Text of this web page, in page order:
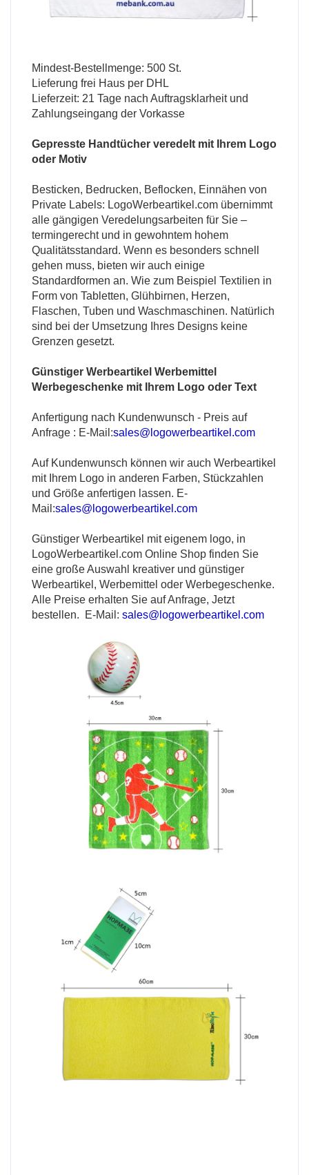
Mindest-Bestellmenge: 500 St.
Lieferung frei Haus per DHL
Lieferzeit: 21 Tage nach Auftragsklarheit und
Zahlungseingang der Vorkasse
Gepresste Handtücher veredelt mit Ihrem Logo
oder Motiv
Besticken, Bedrucken, Beflocken, Einnähen von
Private Labels: LogoWerbeartikel.com übernimmt
alle gängigen Veredelungsarbeiten für Sie –
termingerecht und in gewohntem hohem
Qualitätsstandard. Wenn es besonders schnell
gehen muss, bieten wir auch einige
Standardformen an. Wie zum Beispiel Textilien in
Form von Tabletten, Glühbirnen, Herzen,
Flaschen, Tuben und Waschmaschinen. Natürlich
sind bei der Umsetzung Ihres Designs keine
Grenzen gesetzt.
Günstiger Werbeartikel Werbemittel
Werbegeschenke mit Ihrem Logo oder Text
Anfertigung nach Kundenwunsch - Preis auf
Anfrage : E-Mail:sales@logowerbeartikel.com
Auf Kundenwunsch können wir auch Werbeartikel
mit Ihrem Logo in anderen Farben, Stückzahlen
und Größe anfertigen lassen. E-
Mail:sales@logowerbeartikel.com
Günstiger Werbeartikel mit eigenem logo, in
LogoWerbeartikel.com Online Shop finden Sie
eine große Auswahl kreativer und günstiger
Werbeartikel, Werbemittel oder Werbegeschenke.
Alle Preise erhalten Sie auf Anfrage, Jetzt
bestellen. E-Mail: sales@logowerbeartikel.com